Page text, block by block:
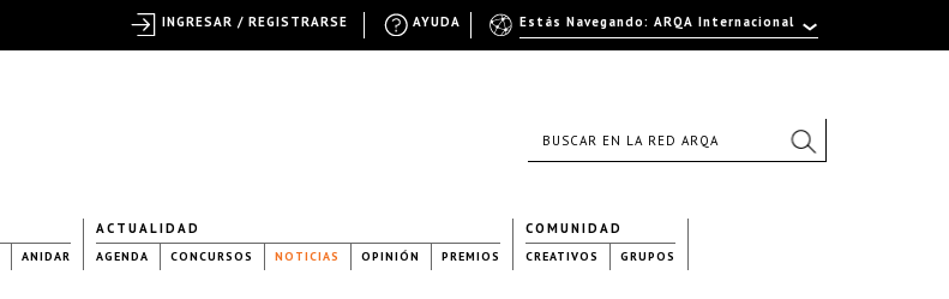
ANIDAR
ACTUALIDAD
AGENDA CONCURSOS NOTICIAS OPINIÓN PREMIOS
COMUNIDAD
CREATIVOS GRUPOS
Estás Navegando: ARQA Internacional
AYUDA
INGRESAR / REGISTRARSE